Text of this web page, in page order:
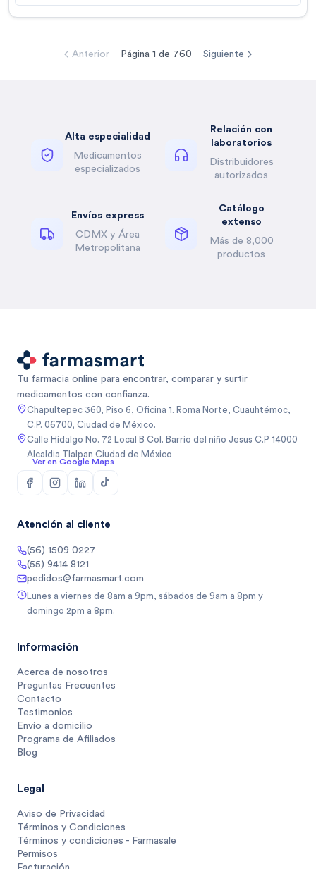
Anterior Página 1 de 760 Siguiente
Alta especialidad
Medicamentos
especializados
Relación con
laboratorios
Distribuidores
autorizados
Envíos express
CDMX y Área
Metropolitana
Catálogo
extenso
Más de 8,000
productos
Tu farmacia online para encontrar, comparar y surtir
medicamentos con confianza.
Chapultepec 360, Piso 6, Oficina 1. Roma Norte, Cuauhtémoc,
C.P. 06700, Ciudad de México.
Calle Hidalgo No. 72 Local B Col. Barrio del niño Jesus C.P 14000
Alcaldia Tlalpan Ciudad de México
Ver en Google Maps
Atención al cliente
(56) 1509 0227
(55) 9414 8121
pedidos@farmasmart.com
Lunes a viernes de 8am a 9pm, sábados de 9am a 8pm y
domingo 2pm a 8pm.
Información
Acerca de nosotros
Preguntas Frecuentes
Contacto
Testimonios
Envío a domicilio
Programa de Afiliados
Blog
Legal
Aviso de Privacidad
Términos y Condiciones
Términos y condiciones - Farmasale
Permisos